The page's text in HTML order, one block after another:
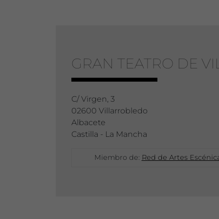
GRAN TEATRO DE
C/ Virgen, 3
02600 Villarrobledo
Albacete
Castilla - La Mancha
Miembro de: Red de Artes